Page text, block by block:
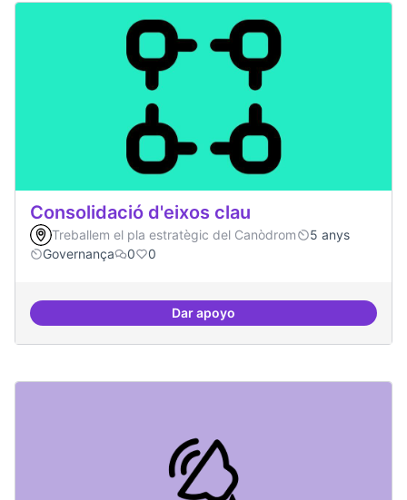
Consolidació d'eixos clau
Treballem el pla estratègic del Canòdrom
5 anys
Governança
0 0
Dar apoyoConsolidació d'eixos clau